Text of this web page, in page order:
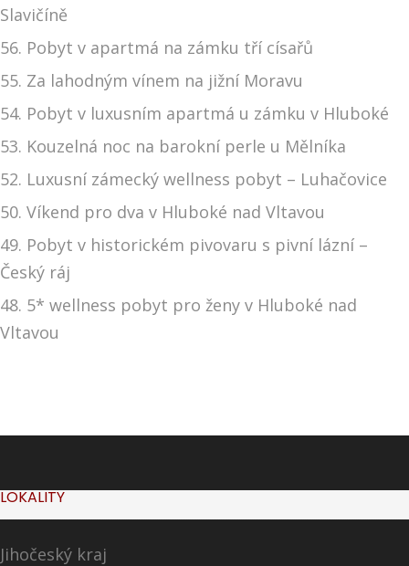
Slavičíně
56. Pobyt v apartmá na zámku tří císařů
55. Za lahodným vínem na jižní Moravu
54. Pobyt v luxusním apartmá u zámku v Hluboké
53. Kouzelná noc na barokní perle u Mělníka
52. Luxusní zámecký wellness pobyt – Luhačovice
50. Víkend pro dva v Hluboké nad Vltavou
49. Pobyt v historickém pivovaru s pivní lázní –
Český ráj
48. 5* wellness pobyt pro ženy v Hluboké nad
Vltavou
LOKALITY
Jihočeský kraj